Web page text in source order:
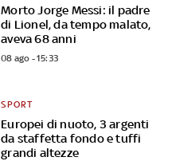
Morto Jorge Messi: il padre
di Lionel, da tempo malato,
aveva 68 anni
08 ago - 15:33
Europei di nuoto, 3 argenti
da staffetta fondo e tuffi
grandi altezze
SPORT